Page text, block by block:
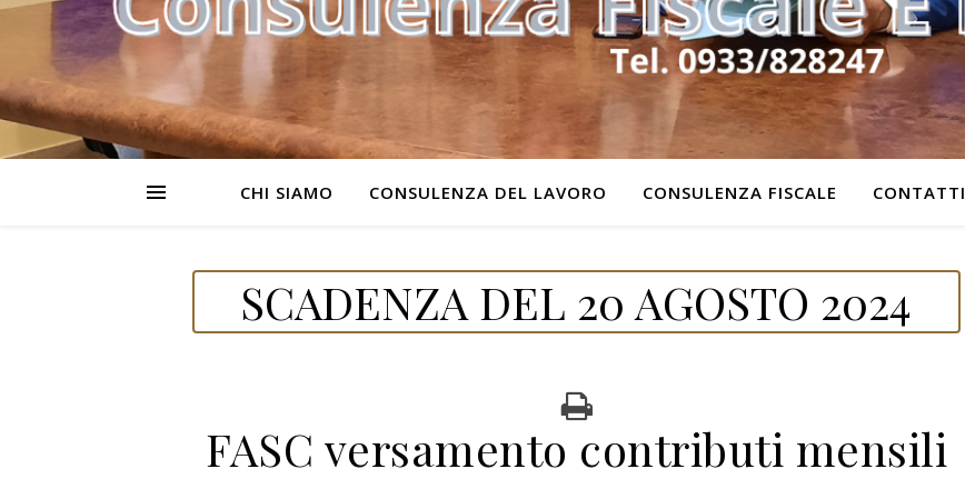
CHI SIAMO CONSULENZA DEL LAVORO CONSULENZA FISCALE CONTATTI
SCADENZA DEL 20 AGOSTO 2024
FASC versamento contributi mensili